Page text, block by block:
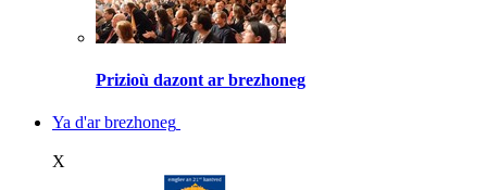
Prizioù dazont ar brezhoneg
Ya d'ar brezhoneg
X